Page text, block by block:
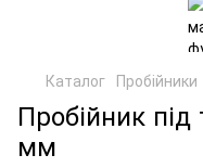
Каталог Пробійники
Пробійник
мм